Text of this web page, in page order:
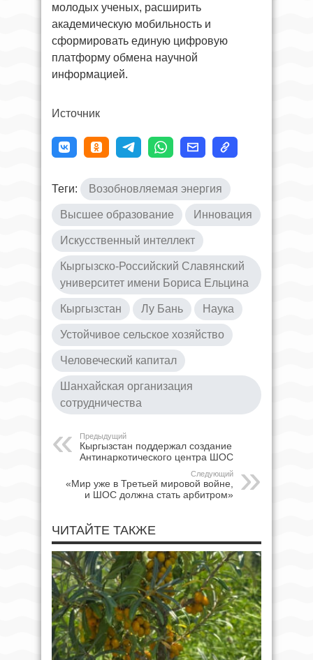
молодых ученых, расширить
академическую мобильность и
сформировать единую цифровую
платформу обмена научной
информацией.
Источник
Теги: Возобновляемая энергия
Высшее образование Инновация
Искусственный интеллект
Кыргызско-Российский Славянский
университет имени Бориса Ельцина
Кыргызстан Лу Бань Наука
Устойчивое сельское хозяйство
Человеческий капитал
Шанхайская организация
сотрудничества
Предыдущий
Кыргызстан поддержал создание
Антинаркотического центра ШОС
Следующий
«Мир уже в Третьей мировой войне,
и ШОС должна стать арбитром»
ЧИТАЙТЕ ТАКЖЕ